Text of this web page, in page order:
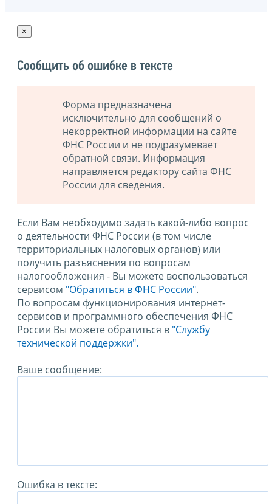
×
Сообщить об ошибке в тексте
Форма предназначена
исключительно для сообщений о
некорректной информации на сайте
ФНС России и не подразумевает
обратной связи. Информация
направляется редактору сайта ФНС
России для сведения.
Если Вам необходимо задать какой-либо вопрос
о деятельности ФНС России (в том числе
территориальных налоговых органов) или
получить разъяснения по вопросам
налогообложения - Вы можете воспользоваться
сервисом "Обратиться в ФНС России".
По вопросам функционирования интернет-
сервисов и программного обеспечения ФНС
России Вы можете обратиться в "Службу
технической поддержки".
Ваше сообщение:
Ошибка в тексте: